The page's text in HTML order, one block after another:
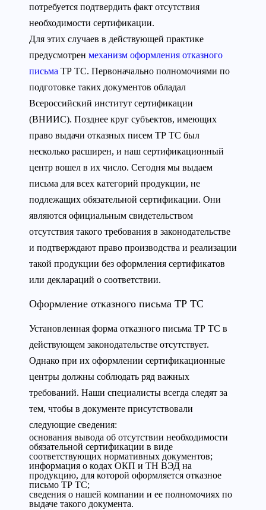
потребуется подтвердить факт отсутствия
необходимости сертификации.
Для этих случаев в действующей практике
предусмотрен механизм оформления отказного
письма ТР ТС. Первоначально полномочиями по
подготовке таких документов обладал
Всероссийский институт сертификации
(ВНИИС). Позднее круг субъектов, имеющих
право выдачи отказных писем ТР ТС был
несколько расширен, и наш сертификационный
центр вошел в их число. Сегодня мы выдаем
письма для всех категорий продукции, не
подлежащих обязательной сертификации. Они
являются официальным свидетельством
отсутствия такого требования в законодательстве
и подтверждают право производства и реализации
такой продукции без оформления сертификатов
или деклараций о соответствии.
Оформление отказного письма ТР ТС
Установленная форма отказного письма ТР ТС в
действующем законодательстве отсутствует.
Однако при их оформлении сертификационные
центры должны соблюдать ряд важных
требований. Наши специалисты всегда следят за
тем, чтобы в документе присутствовали
следующие сведения:
основания вывода об отсутствии необходимости
обязательной сертификации в виде
соответствующих нормативных документов;
информация о кодах ОКП и ТН ВЭД на
продукцию, для которой оформляется отказное
письмо ТР ТС;
сведения о нашей компании и ее полномочиях по
выдаче такого документа.